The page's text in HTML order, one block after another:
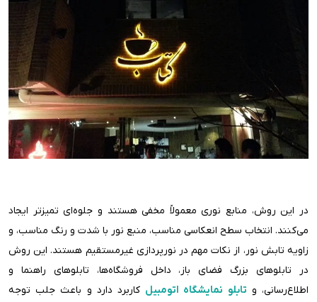
در این روش، منابع نوری معمولاً مخفی هستند و جلوه‌ای تمیزتر ایجاد
می‌کنند. انتخاب سطح انعکاسی مناسب، منبع نور با شدت و رنگ مناسب، و
زاویه تابش نور، از نکات مهم در نورپردازی غیرمستقیم هستند. این روش
در تابلوهای بزرگ فضای باز، داخل فروشگاه‌ها، تابلوهای راهنما و
اطلاع‌رسانی، و تابلو نمایشگاه اتومبیل کاربرد دارد و باعث جلب توجه